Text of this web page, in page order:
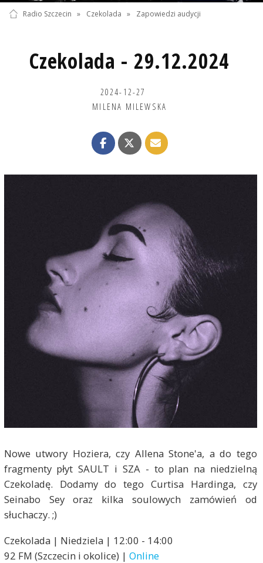
Radio Szczecin » Czekolada » Zapowiedzi audycji
Czekolada - 29.12.2024
2024-12-27
MILENA MILEWSKA
Nowe utwory Hoziera, czy Allena Stone'a, a do tego
fragmenty płyt SAULT i SZA - to plan na niedzielną
Czekoladę. Dodamy do tego Curtisa Hardinga, czy
Seinabo Sey oraz kilka soulowych zamówień od
słuchaczy. ;)
Czekolada | Niedziela | 12:00 - 14:00
92 FM (Szczecin i okolice) | Online